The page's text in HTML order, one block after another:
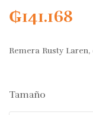
₲141.168
Remera Rusty
Tamaño